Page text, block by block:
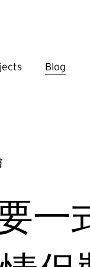
Blog
一